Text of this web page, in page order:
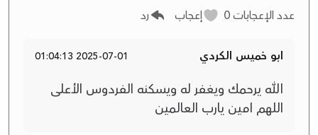
عدد الإعجابات إعجاب رد
ابو خميس الكردي 2025-07-01 01:04:13
الله يرحمك ويغفر له ويسكنه الفردوس الأعلى
اللهم امين يارب العالمين